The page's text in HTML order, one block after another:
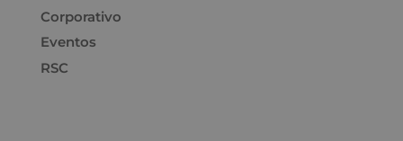
Corporativo
Eventos
RSC